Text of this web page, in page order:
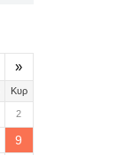
»
Κυρ
2
9